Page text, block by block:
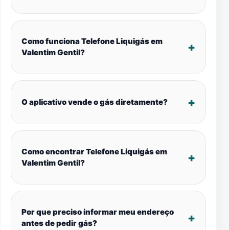
Como funciona Telefone Liquigás em
Valentim Gentil?
O aplicativo vende o gás diretamente?
Como encontrar Telefone Liquigás em
Valentim Gentil?
Por que preciso informar meu endereço
antes de pedir gás?